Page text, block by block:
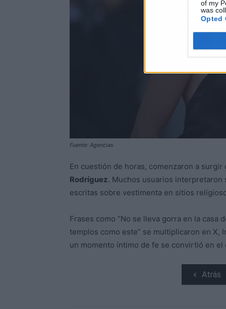
of my
was
Opted
Fuente: Agencias
En cuestión de horas, comenzaron a
Rodríguez. Muchos usuarios interpretaron
escritas sobre vestimenta en sitios
Frases como “No se lleva gorra en la casa
templos como este” se multiplicaron en X,
un momento íntimo de fe se convirtió en
Atrás